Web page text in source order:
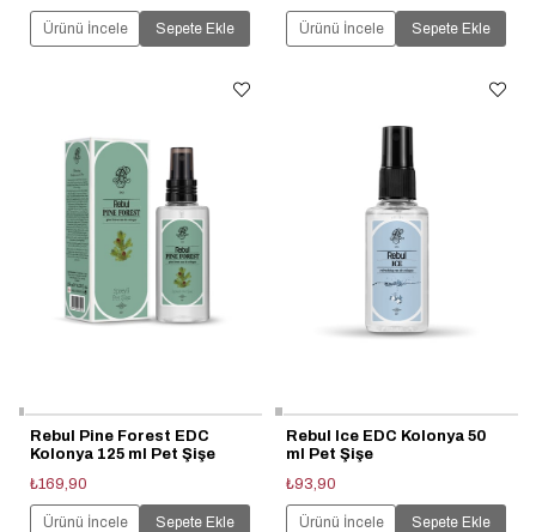
Ürünü İncele Sepete Ekle Ürünü İncele Sepete Ekle
Rebul Pine Forest EDC
Kolonya 125 ml Pet Şişe
₺169,90
Ürünü İncele Sepete Ekle
Rebul Ice EDC Kolonya 50
ml Pet Şişe
₺93,90
Ürünü İncele Sepete Ekle